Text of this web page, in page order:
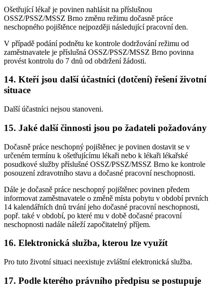
Ošetřující lékař je povinen nahlásit na příslušnou
OSSZ/PSSZ/MSSZ Brno změnu režimu dočasně práce
neschopného pojištěnce nejpozději následující pracovní den.
V případě podání podnětu ke kontrole dodržování režimu od
zaměstnavatele je příslušná OSSZ/PSSZ/MSSZ Brno povinna
provést kontrolu do 7 dnů od obdržení žádosti.
14. Kteří jsou další účastníci (dotčení) řešení životní
situace
Další účastníci nejsou stanoveni.
15. Jaké další činnosti jsou po žadateli požadovány
Dočasně práce neschopný pojištěnec je povinen dostavit se v
určeném termínu k ošetřujícímu lékaři nebo k lékaři lékařské
posudkové služby příslušné OSSZ/PSSZ/MSSZ Brno ke kontrole
posouzení zdravotního stavu a dočasné pracovní neschopnosti.
Dále je dočasně práce neschopný pojištěnec povinen předem
informovat zaměstnavatele o změně místa pobytu v období prvních
14 kalendářních dnů trvání jeho dočasné pracovní neschopnosti,
popř. také v období, po které mu v době dočasné pracovní
neschopnosti nadále náleží započitatelný příjem.
16. Elektronická služba, kterou lze využít
Pro tuto životní situaci neexistuje zvláštní elektronická služba.
17. Podle kterého právního předpisu se postupuje